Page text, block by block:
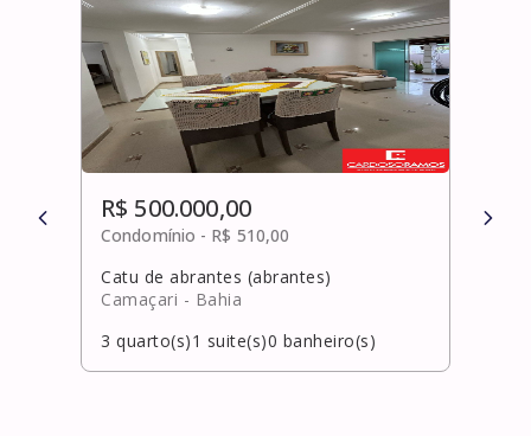
R$ 500.000,00
Condomínio - R$ 510,00
Catu de abrantes (abrantes)
Camaçari - Bahia
3 quarto(s)1 suite(s)0 banheiro(s)
R$